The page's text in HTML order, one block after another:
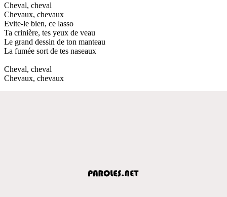
Cheval, cheval
Chevaux, chevaux
Evite-le bien, ce lasso
Ta crinière, tes yeux de veau
Le grand dessin de ton manteau
La fumée sort de tes naseaux
Cheval, cheval
Chevaux, chevaux